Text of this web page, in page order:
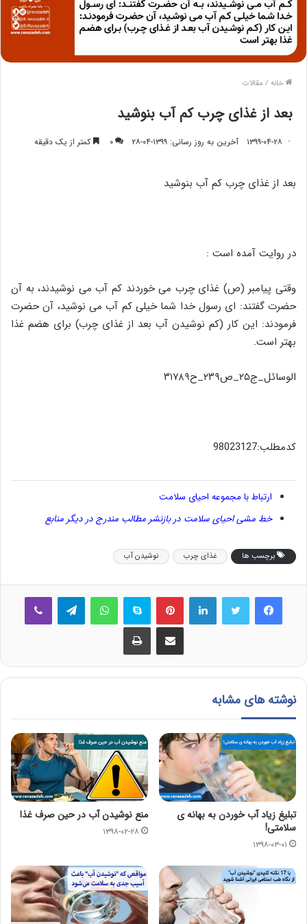
خانه / مقالات
بعد از غذای چرب کم آب بنوشید
۱۳۹۹-۰۴-۲۸ آخرین به روز رسانی: ۱۳۹۹-۰۴-۲۸ ۰ کمتر از یک دقیقه
بعد از غذای چرب کم آب بنوشید
در روایت آمده است :
وقتی پیامبر (ص) غذای چرب می خوردند کم آب می نوشیدند، به آن
حضرت گفتند: ای رسول خدا شما خیلی کم آب می نوشید، آن حضرت
فرمودند: این کار (کم نوشیدن آب بعد از غذای چرب) برای هضم غذا
بهتر است.
الوسائل_ج۲۵_ص۲۳۹_ح۳۱۷۸۹
کدمطلب:98023127
ارتباط با مجموعه احیای سلامت
خط مشی احیای سلامت در بازنشر مطالب مندرج در دیگر منابع
برچسب ها غذای چرب نوشیدن آب
فیس بوک لینکدین ‫پین‌ترست اسکایپ واتس آپ
اشتراک گذاری از طریق ایمیل چاپ
نوشته های مشابه
تبلیغ زیاد آب خوردن به بهانه ی
سلامتی!
۱۳۹۸-۰۳-۰۱
منع نوشیدن آب در حین صرف غذا
۱۳۹۸-۰۲-۲۸